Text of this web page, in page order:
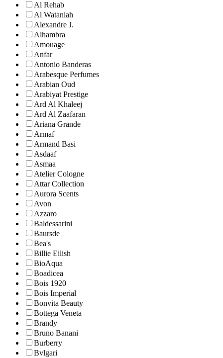
Al Rehab
Al Wataniah
Alexandre J.
Alhambra
Amouage
Anfar
Antonio Banderas
Arabesque Perfumes
Arabian Oud
Arabiyat Prestige
Ard Al Khaleej
Ard Al Zaafaran
Ariana Grande
Armaf
Armand Basi
Asdaaf
Asmaa
Atelier Cologne
Attar Collection
Aurora Scents
Avon
Azzaro
Baldessarini
Baursde
Bea's
Billie Eilish
BioAqua
Boadicea
Bois 1920
Bois Imperial
Bonvita Beauty
Bottega Veneta
Brandy
Bruno Banani
Burberry
Bvlgari